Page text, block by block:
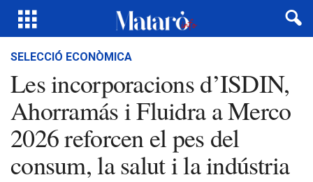
SELECCIÓ ECONÒMICA
Les incorporacions d’ISDIN,
Ahorramás i Fluidra a Merco
2026 reforcen el pes del
consum, la salut i la indústria